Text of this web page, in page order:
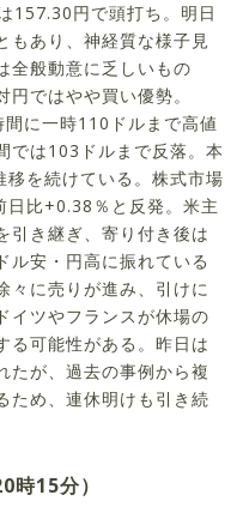
157.30円で頭打ち。明日
もあり、神経質な様子見
全般動意に乏しいもの
ではやや買い優勢。
に一時110ドルまで高値
では103ドルまで反落。本
を続けている。株式市場
日比+0.38％と反発。米主
引き継ぎ、寄り付き後は
ル安・円高に振れている
々に売りが進み、引けに
イツやフランスが休場の
る可能性がある。昨日は
たが、過去の事例から複
ため、連休明けも引き続
時15分）